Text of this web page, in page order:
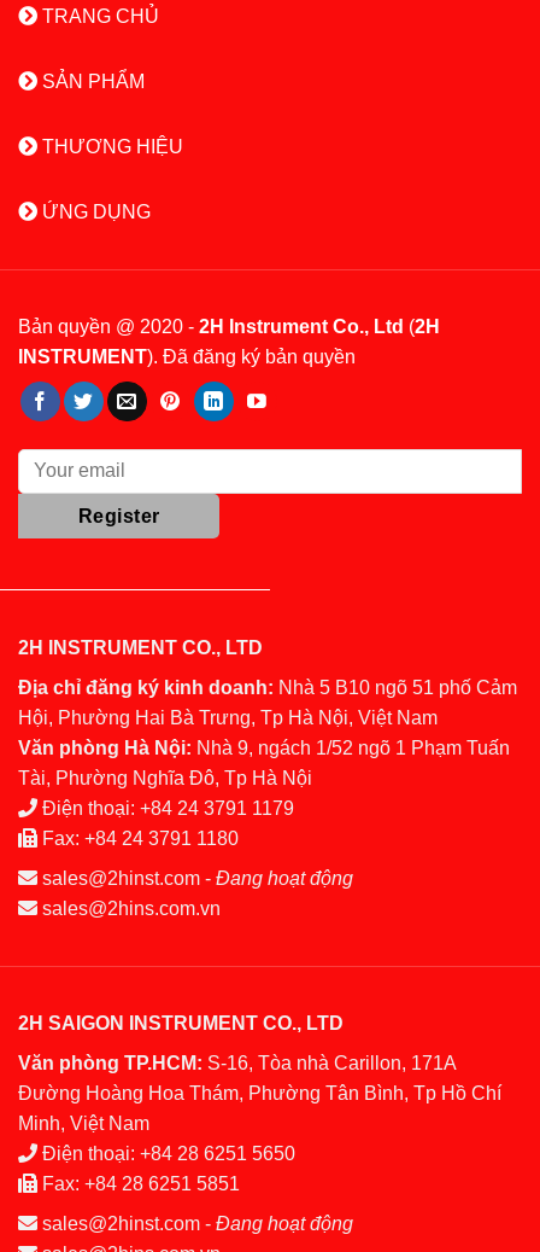
TRANG CHỦ
SẢN PHẨM
THƯƠNG HIỆU
ỨNG DỤNG
Bản quyền @ 2020 - 2H Instrument Co., Ltd (2H
INSTRUMENT). Đã đăng ký bản quyền
2H INSTRUMENT CO., LTD
Địa chỉ đăng ký kinh doanh: Nhà 5 B10 ngõ 51 phố Cảm
Hội, Phường Hai Bà Trưng, Tp Hà Nội, Việt Nam
Văn phòng Hà Nội: Nhà 9, ngách 1/52 ngõ 1 Phạm Tuấn
Tài, Phường Nghĩa Đô, Tp Hà Nội
Điện thoại: +84 24 3791 1179
Fax: +84 24 3791 1180
sales@2hinst.com - Đang hoạt động
sales@2hins.com.vn
2H SAIGON INSTRUMENT CO., LTD
Văn phòng TP.HCM: S-16, Tòa nhà Carillon, 171A
Đường Hoàng Hoa Thám, Phường Tân Bình, Tp Hồ Chí
Minh, Việt Nam
Điện thoại: +84 28 6251 5650
Fax: +84 28 6251 5851
sales@2hinst.com - Đang hoạt động